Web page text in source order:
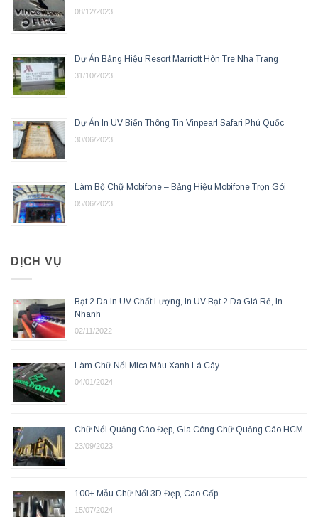
08/12/2023
Dự Án Bảng Hiệu Resort Marriott Hòn Tre Nha Trang
31/10/2023
Dự Án In UV Biển Thông Tin Vinpearl Safari Phú Quốc
30/06/2023
Làm Bộ Chữ Mobifone – Bảng Hiệu Mobifone Trọn Gói
05/06/2023
DỊCH VỤ
Bạt 2 Da In UV Chất Lượng, In UV Bạt 2 Da Giá Rẻ, In
Nhanh
02/11/2022
Làm Chữ Nổi Mica Màu Xanh Lá Cây
04/01/2024
Chữ Nổi Quảng Cáo Đẹp, Gia Công Chữ Quảng Cáo HCM
23/09/2023
100+ Mẫu Chữ Nổi 3D Đẹp, Cao Cấp
15/07/2024